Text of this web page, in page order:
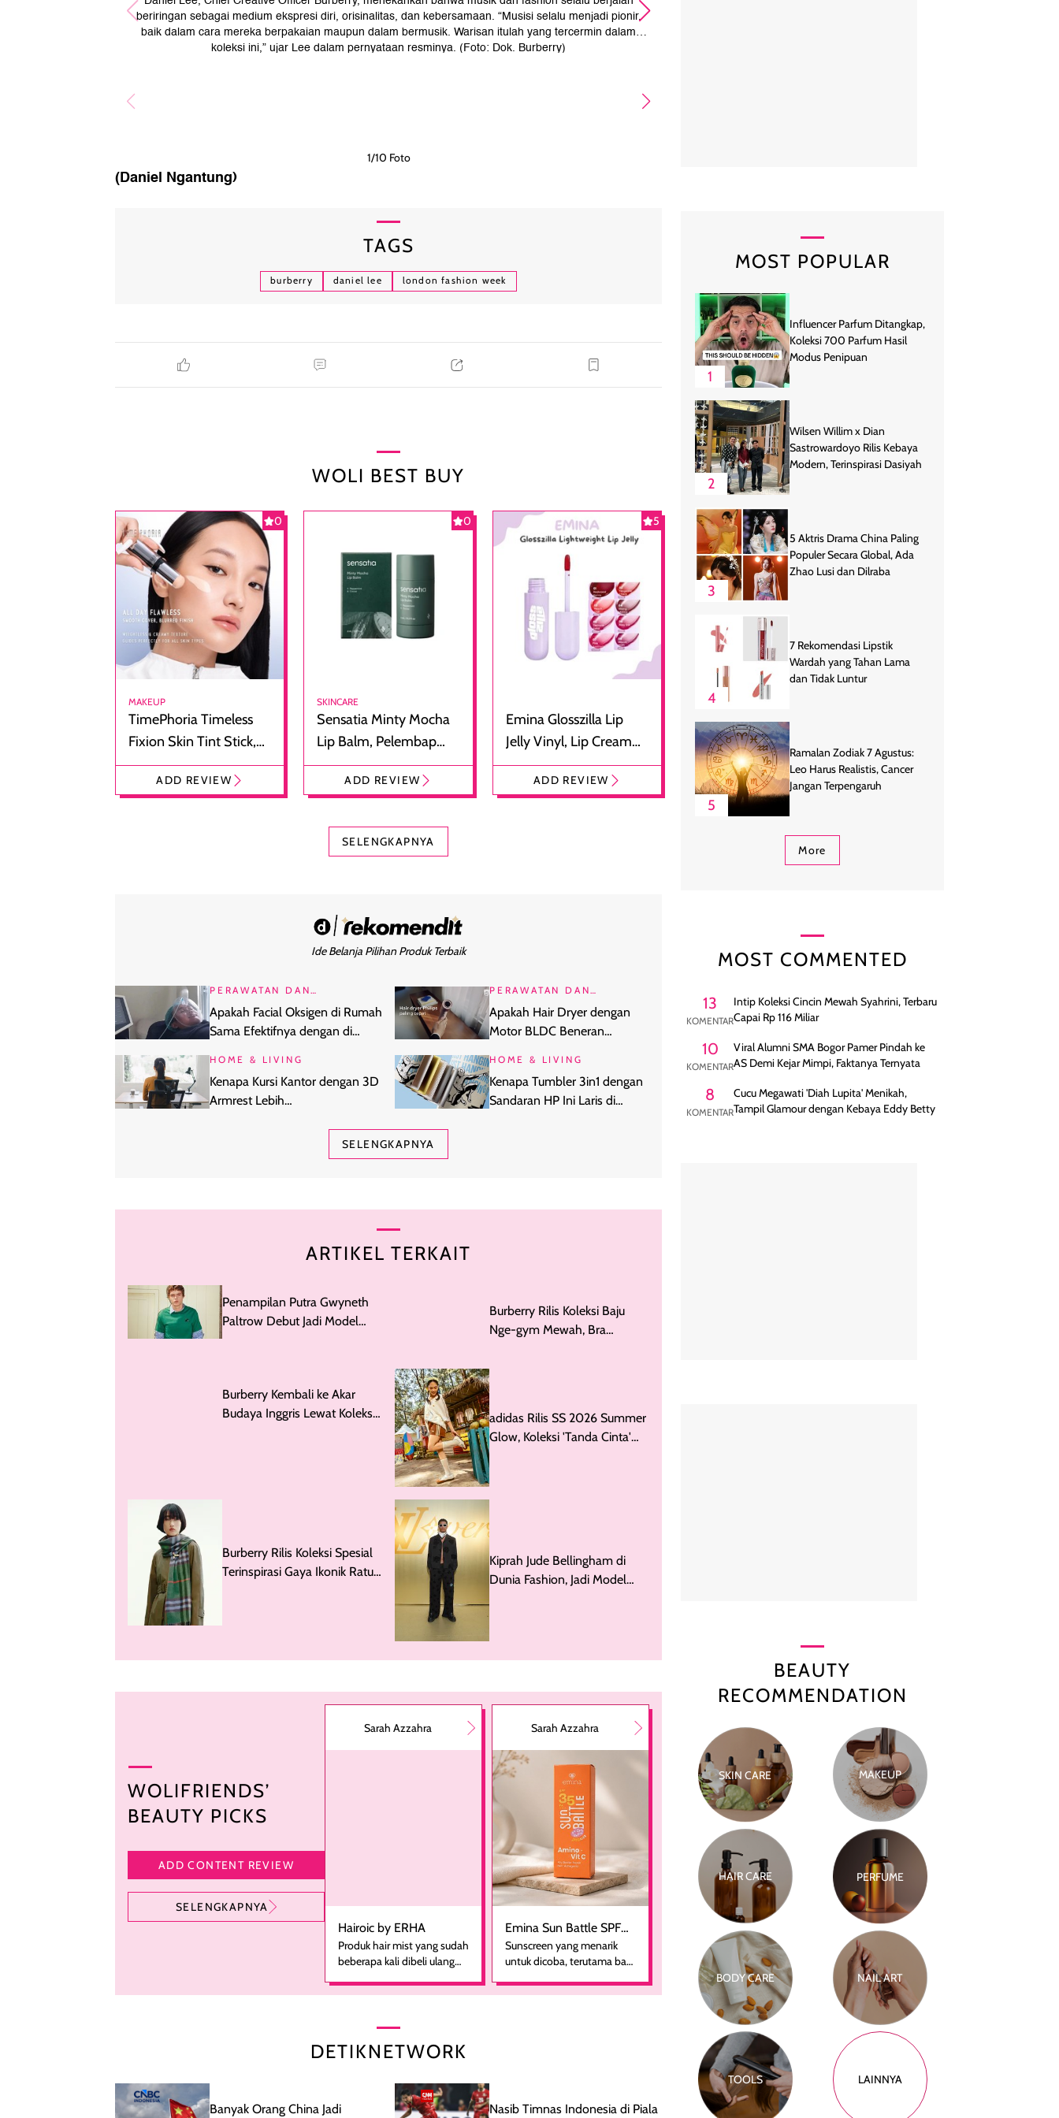
beriringan sebagai medium ekspresi diri, orisinalitas, dan kebersamaan. “Musisi selalu menjadi pionir,
baik dalam cara mereka berpakaian maupun dalam bermusik. Warisan itulah yang tercermin dalam
koleksi ini,” ujar Lee dalam pernyataan resminya. (Foto: Dok. Burberry)
1/10 Foto
(Daniel Ngantung)
TAGS
burberry daniel lee london fashion week
WOLI BEST BUY
0
MAKEUP
TimePhoria Timeless
Fixion Skin Tint Stick,
Foundation dan
Concealer 2-in-1
ADD REVIEW
0
SKINCARE
Sensatia Minty Mocha
Lip Balm, Pelembap
Bibir dengan Aroma
CokelatADD REVIEW
5
Emina Glosszilla Lip
Jelly Vinyl, Lip Cream
Glossy Ringan dengan
Efek Bibir Plumpy
ADD REVIEW
SELENGKAPNYA
Ide Belanja Pilihan Produk Terbaik
PERAWATAN DAN
Apakah Facial Oksigen di Rumah
Sama Efektifnya dengan di
PERAWATAN DAN
Apakah Hair Dryer dengan
Motor BLDC Beneran
HOME & LIVING
Kenapa Kursi Kantor dengan 3D
Armrest Lebih
HOME & LIVING
Kenapa Tumbler 3in1 dengan
Sandaran HP Ini Laris di
SELENGKAPNYA
ARTIKEL TERKAIT
Penampilan Putra Gwyneth
Paltrow Debut Jadi Model
Burberry Rilis Koleksi Baju
WOLIFRIENDS’
BEAUTY PICKS
ADD CONTENT REVIEW
Hairoic by ERHA
karena nyaman digunakan
sebagai pelengkap
penggunaan yang konsisten
menjadi alasan produk ini
Sarah Azzahra
Emina Sun Battle SPF
atau dibawa saat bepergian.
DETIKNETWORK
MOST POPULAR
1
Influencer Parfum Ditangkap,
Koleksi 700 Parfum Hasil
Modus Penipuan
2
Wilsen Willim x Dian
Sastrowardoyo Rilis Kebaya
Modern, Terinspirasi Dasiyah
3
5 Aktris Drama China Paling
Populer Secara Global, Ada
Zhao Lusi dan Dilraba
4
7 Rekomendasi Lipstik
Wardah yang Tahan Lama
dan Tidak Luntur
5
Ramalan Zodiak 7 Agustus:
Leo Harus Realistis, Cancer
Jangan Terpengaruh
More
MOST COMMENTED
13
KOMENTAR
Intip Koleksi Cincin Mewah Syahrini, Terbaru
Capai Rp 116 Miliar
10
KOMENTAR
Viral Alumni SMA Bogor Pamer Pindah ke
AS Demi Kejar Mimpi, Faktanya Ternyata
8
KOMENTAR
Cucu Megawati 'Diah Lupita' Menikah,
Tampil Glamour dengan Kebaya Eddy Betty
BEAUTY
RECOMMENDATION
SKIN CARE MAKEUP
HAIR CARE PERFUME
BODY CARE NAIL ART
TOOLS LAINNYA